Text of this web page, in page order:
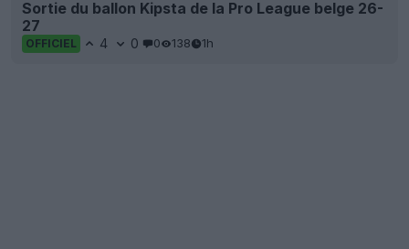
Sortie du ballon Kipsta de la Pro League belge 26-
27
OFFICIEL 4 0 0 138 1h